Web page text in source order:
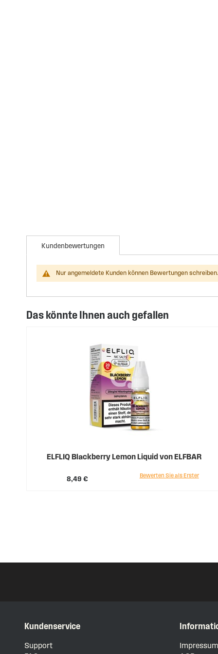
Kundenbewertungen
Nur angemeldete Kunden können Bewertungen
Das könnte Ihnen auch gefallen
ELFLIQ Blackberry Lemon Liquid von ELFBAR
8,49 €
Bewerten Sie als Erster
Kundenservice
Support
Impressum